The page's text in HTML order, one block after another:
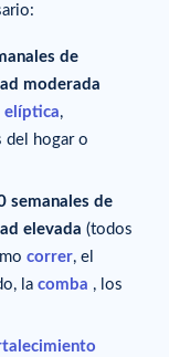
de
moderada
elíptica,
del hogar o
semanales de
elevada (todos
correr, el
la comba , los